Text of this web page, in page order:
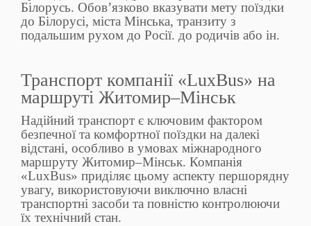
Білорусь. Обов’язково вказувати мету поїздки
до Білорусі, міста Мінська, транзиту з
подальшим рухом до Росії. до родичів або ін.
Транспорт компанії «LuxBus» на
маршруті Житомир–Мінськ
Надійний транспорт є ключовим фактором
безпечної та комфортної поїздки на далекі
відстані, особливо в умовах міжнародного
маршруту Житомир–Мінськ. Компанія
«LuxBus» приділяє цьому аспекту першорядну
увагу, використовуючи виключно власні
транспортні засоби та повністю контролюючи
їх технічний стан.